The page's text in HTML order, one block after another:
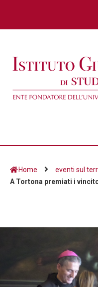
Home
eventi sul
A Tortona premiati i